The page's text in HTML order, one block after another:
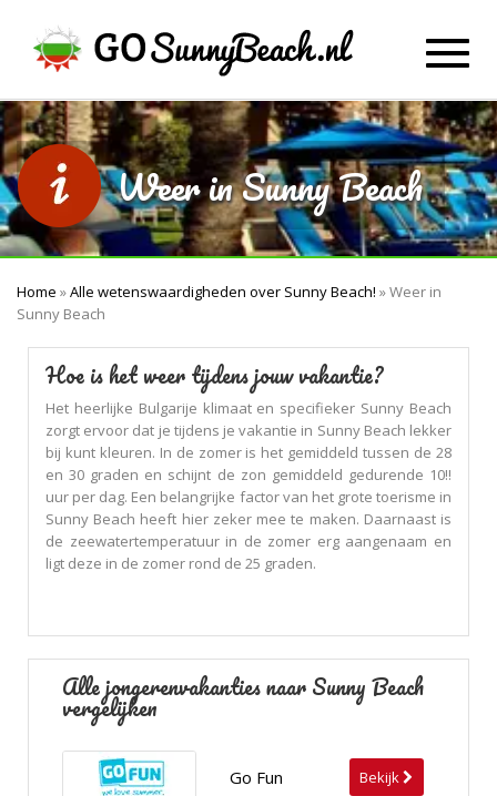
Weer in Sunny Beach
Home »Alle wetenswaardigheden over Sunny Beach! »Weer in
Sunny Beach
Hoe is het weer tijdens jouw vakantie?
Het heerlijke Bulgarije klimaat en specifieker Sunny Beach
zorgt ervoor dat je tijdens je vakantie in Sunny Beach lekker
bij kunt kleuren. In de zomer is het gemiddeld tussen de 28
en 30 graden en schijnt de zon gemiddeld gedurende 10!!
uur per dag. Een belangrijke factor van het grote toerisme in
Sunny Beach heeft hier zeker mee te maken. Daarnaast is
de zeewatertemperatuur in de zomer erg aangenaam en
ligt deze in de zomer rond de 25 graden.
Alle jongerenvakanties naar Sunny Beach
vergelijken
Go Fun Bekijk